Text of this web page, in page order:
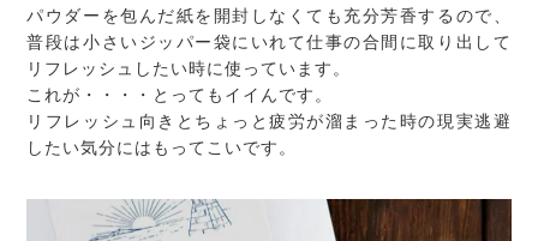
パウダーを包んだ紙を開封しなくても充分芳香するので、
普段は小さいジッパー袋にいれて仕事の合間に取り出して
リフレッシュしたい時に使っています。
これが・・・・とってもイイんです。
リフレッシュ向きとちょっと疲労が溜まった時の現実逃避
したい気分にはもってこいです。